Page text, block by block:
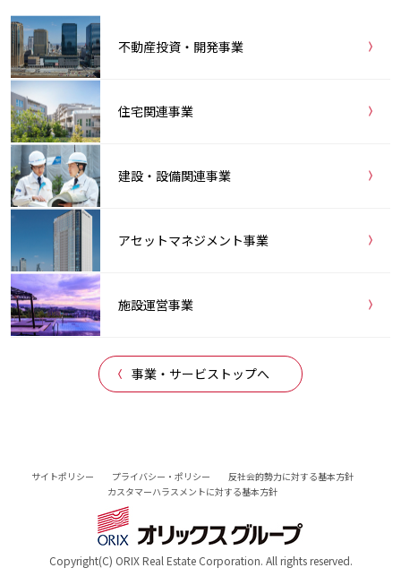
不動産投資・開発事業
住宅関連事業
建設・設備関連事業
アセットマネジメント事業
施設運営事業
事業・サービストップへ
サイトポリシー プライバシー・ポリシー
反社会的勢力に対する基本方針
カスタマーハラスメントに対する基本方針
Copyright(C) ORIX Real Estate Corporation. All rights reserved.